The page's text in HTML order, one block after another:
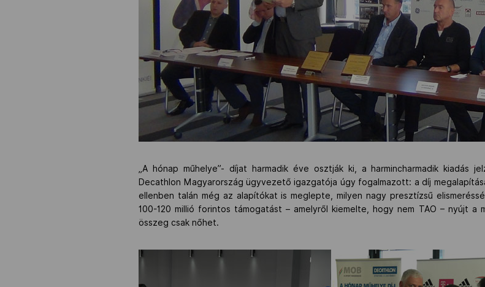
„A hónap műhelye”- díjat harmadik éve osztják ki, a harmincharmadik kiadás
Decathlon Magyarország ügyvezető igazgatója úgy fogalmazott: a díj
ellenben talán még az alapítókat is meglepte, milyen nagy presztízsű
100-120 millió forintos támogatást – amelyről kiemelte, hogy nem TAO – nyújt a
összeg csak nőhet.